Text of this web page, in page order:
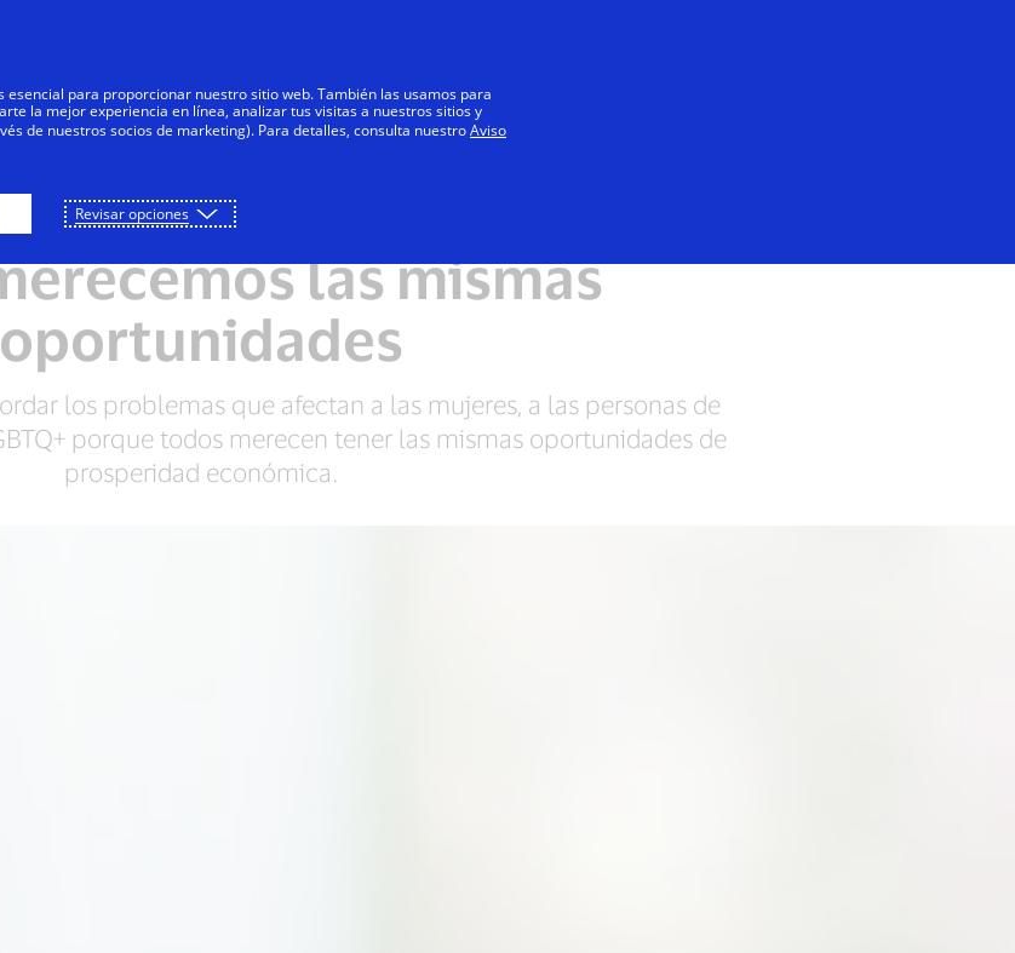
Negocios Innovadores Todos
las mismas
oportunidades
los problemas que afectan a las mujeres, a las personas de
porque todos merecen tener las mismas oportunidades de
prosperidad económica.
para proporcionar nuestro sitio web. También las usamos para
la mejor experiencia en línea, analizar tus visitas a nuestros sitios y
de nuestros socios de marketing). Para detalles, consulta nuestroAviso
Revisar opciones